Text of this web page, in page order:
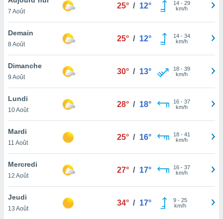
et
»,
au
vous
qu'ils
ou
le
ainsi
un
la
du
7 Août
25° / 12° 14- 29
km/h
Demain
8 Août
25° / 12° 14- 34
km/h
Dimanche
9 Août
30° / 13° 18- 39
km/h
Lundi
10 Août
28° / 18° 16- 37
km/h
Mardi
11 Août
25° / 16° 18- 41
km/h
Mercredi
12 Août
27° / 17° 16- 37
km/h
Jeudi
13 Août
34° / 17° 9- 25
km/h